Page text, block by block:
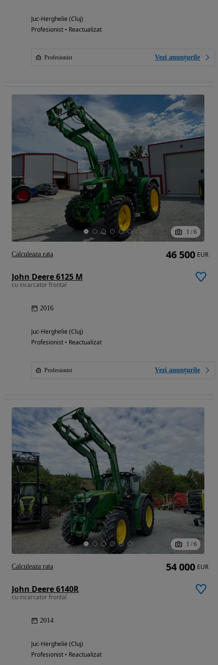
Juc-Herghelie (Cluj)
Profesionist • Reactualizat
Profesionist Vezi anunțurile
1 / 6
John Deere 6125 M
cu incarcator frontal
2016
Juc-Herghelie (Cluj)
Profesionist • Reactualizat
Profesionist Vezi anunțurile
46 500 EUR
Calculeaza rata
1 / 6
John Deere 6140R
cu incarcator frontal
2014
Juc-Herghelie (Cluj)
Profesionist • Reactualizat
54 000 EUR
Calculeaza rata